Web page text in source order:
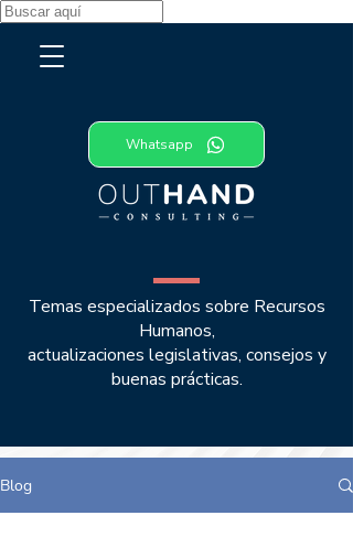
Whatsapp
Temas especializados sobre Recursos
Humanos,
actualizaciones legislativas, consejos y
buenas prácticas.
Blog